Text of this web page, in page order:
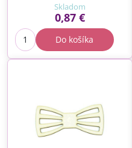
Skladom
0,87 €
Do košíka